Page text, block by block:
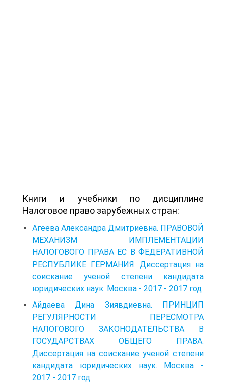
Книги и учебники по дисциплине
Налоговое право зарубежных стран:
Агеева Александра Дмитриевна. ПРАВОВОЙ
МЕХАНИЗМ ИМПЛЕМЕНТАЦИИ
НАЛОГОВОГО ПРАВА ЕС В ФЕДЕРАТИВНОЙ
РЕСПУБЛИКЕ ГЕРМАНИЯ. Диссертация на
соискание ученой степени кандидата
юридических наук. Москва - 2017 - 2017 год
Айдаева Дина Зиявдиевна. ПРИНЦИП
РЕГУЛЯРНОСТИ ПЕРЕСМОТРА
НАЛОГОВОГО ЗАКОНОДАТЕЛЬСТВА В
ГОСУДАРСТВАХ ОБЩЕГО ПРАВА.
Диссертация на соискание ученой степени
кандидата юридических наук. Москва -
2017 - 2017 год